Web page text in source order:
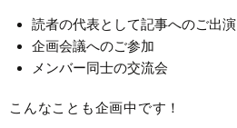
読者の代表として記事へのご出演
企画会議へのご参加
メンバー同士の交流会
こんなことも企画中です！